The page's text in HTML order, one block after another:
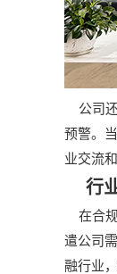
公司还
预警。
业交流
行业
在合规
遣公司
融行业